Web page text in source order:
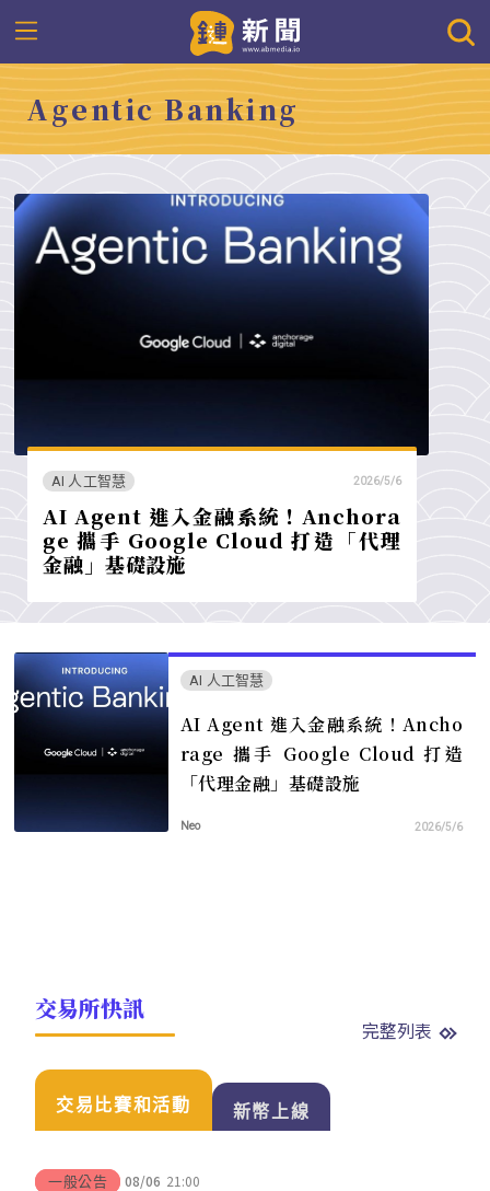
Agentic Banking
AI 人工智慧 2026/5/6
AI Agent 進入金融系統！Anchora
ge 攜手 Google Cloud 打造「代理
金融」基礎設施
AI 人工智慧
AI Agent 進入金融系統！Ancho
rage 攜手 Google Cloud 打造
「代理金融」基礎設施
Neo 2026/5/6
交易所快訊
完整列表
交易比賽和活動 新幣上線
一般公告 08/06 21:00